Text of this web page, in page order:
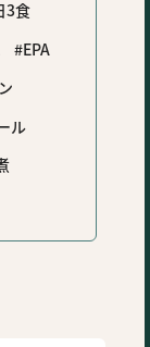
3食
EPA
ル